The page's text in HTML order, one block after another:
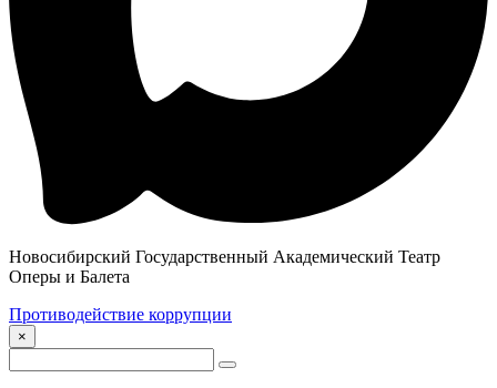
Новосибирский Государственный Академический Театр
Оперы и Балета
Противодействие коррупции
×